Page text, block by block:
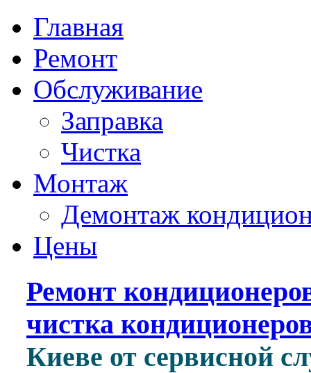
Главная
Ремонт
Обслуживание
Заправка
Чистка
Монтаж
Демонтаж
Цены
Ремонт
чистка
Киеве от сервисной